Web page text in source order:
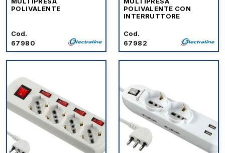
POLIVALENTE
Cod.
67980
POLIVALENTE CON
INTERRUTTORE
Cod.
67982